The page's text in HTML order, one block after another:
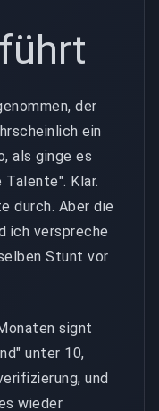
der
ein
als ginge es
Klar.
durch. Aber die
ich verspreche
Stunt vor
signt
unter 10,
und
wieder